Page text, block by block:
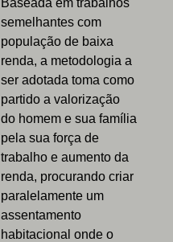
Baseada em trabalhos
semelhantes com
população de baixa
renda, a metodologia a
ser adotada toma como
partido a valorização
do homem e sua família
pela sua força de
trabalho e aumento da
renda, procurando criar
paralelamente um
assentamento
habitacional onde o